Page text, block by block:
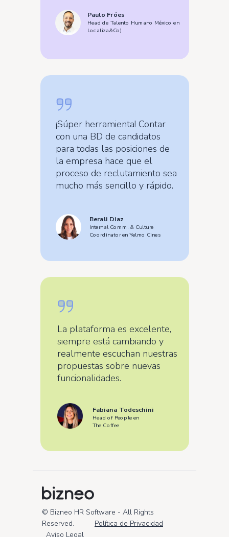
Paulo Fróes
Head de Talento Humano México en
Localiza&Co)
¡Súper herramienta! Contar
con una BD de candidatos
para todas las posiciones de
la empresa hace que el
proceso de reclutamiento sea
mucho más sencillo y rápido.
Berali Diaz
Internal Comm. & Culture
Coordinator en Yelmo Cines
La plataforma es excelente,
siempre está cambiando y
realmente escuchan nuestras
propuestas sobre nuevas
funcionalidades.
Fabiana Todeschini
Head of People en
The Coffee
© Bizneo HR Software - All Rights
Reserved. Política de Privacidad
Aviso Legal